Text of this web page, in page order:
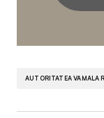
AUTORITATEA VAMALA